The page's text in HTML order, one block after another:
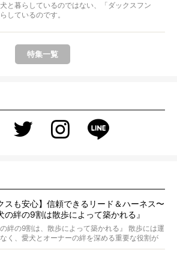
と暮らしているのではない、「ダックスフン
しているのです。
特集一覧
スも安心】信頼できるリード＆ハーネス〜
の絆の9割は散歩によって築かれる』
MAN＆BEAST〜
の絆の9割は、散歩によって築かれる』 散歩には運
く、愛犬とオーナーの絆を深める重要な役割が